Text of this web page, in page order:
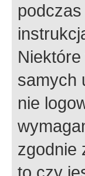
samych
nie
zgodnie